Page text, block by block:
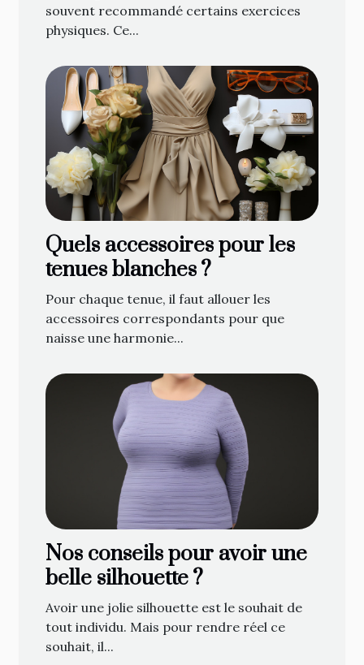
souvent recommandé certains exercices
physiques. Ce...
Quels accessoires pour les
tenues blanches ?
Pour chaque tenue, il faut allouer les
accessoires correspondants pour que
naisse une harmonie...
Nos conseils pour avoir une
belle silhouette ?
Avoir une jolie silhouette est le souhait de
tout individu. Mais pour rendre réel ce
souhait, il...